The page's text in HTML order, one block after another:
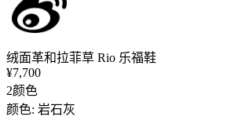
绒面革和拉菲草 Rio 乐福鞋
¥7,700
2颜色
颜色: 岩石灰